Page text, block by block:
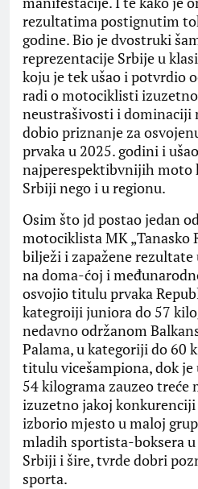
rezultatima postignutim
godine. Bio je dvostruki
reprezentacije Srbije u
koju je tek ušao i potvrdio
radi o motociklisti
neustrašivosti i dominaciji
dobio priznanje za
prvaka u 2025. godini i
najperespektibvnijih moto
Srbiji nego i u regionu.
Osim što jd postao jedan
motociklista MK „Tanasko
bilježi i zapažene
na doma-ćoj i
osvojio titulu prvaka
kategroiji juniora do 57
nedavno održanom
Palama, u kategoriji do 60
titulu vicešampiona, dok
54 kilograma zauzeo treće
izuzetno jakoj
izborio mjesto u maloj
mladih sportista-boksera u
Srbiji i šire, tvrde dobri
sporta.